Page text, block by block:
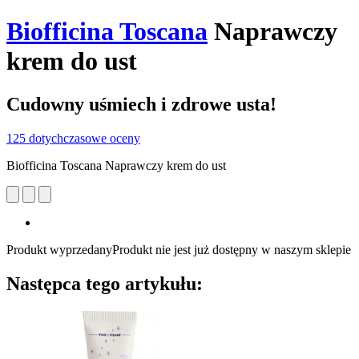
Biofficina Toscana Naprawczy
krem do ust
Cudowny uśmiech i zdrowe usta!
125 dotychczasowe oceny
Biofficina Toscana Naprawczy krem do ust
Produkt wyprzedanyProdukt nie jest już dostępny w naszym sklepie
Następca tego artykułu: